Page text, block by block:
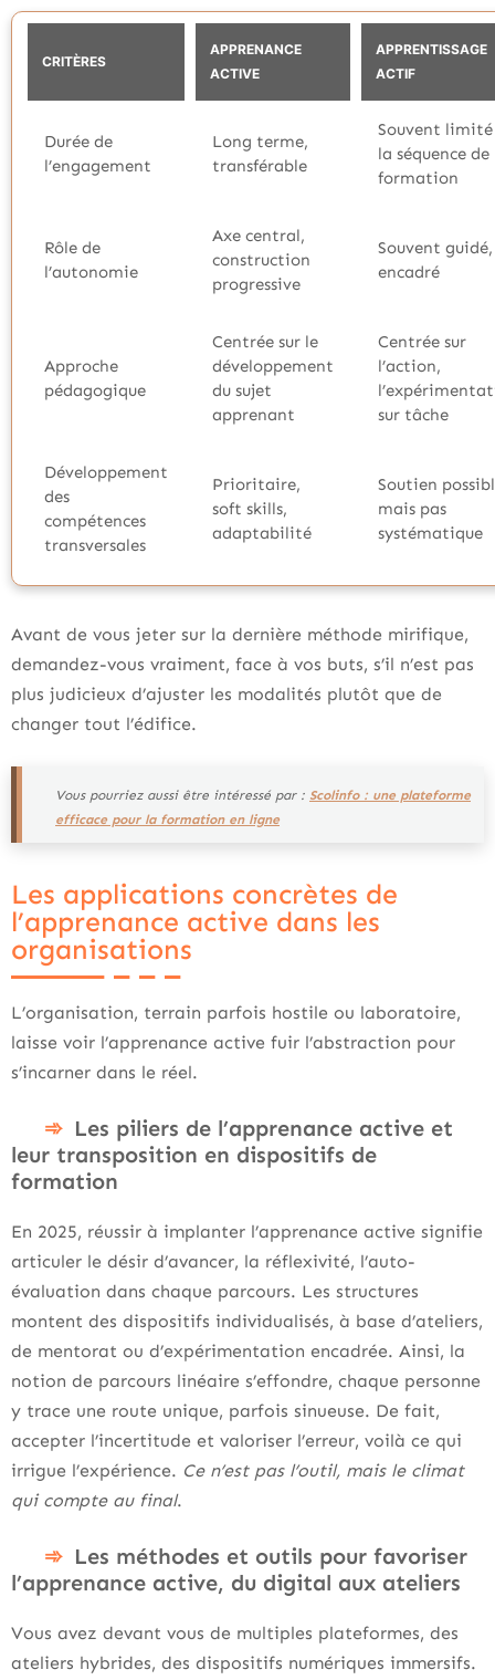
CRITÈRES
APPRENANCE
ACTIVE
APPRENTISSAGE
ACTIF
Durée de
l’engagement
Long terme,
transférable
Souvent
la séquence de
formation
Rôle de
l’autonomie
Axe central,
construction
progressive
Souvent guidé,
encadré
Approche
pédagogique
Centrée sur le
développement
du sujet
apprenant
Centrée sur
l’action,
sur tâche
Développement
des
compétences
transversales
Prioritaire,
soft skills,
adaptabilité
Soutien
mais pas
systématique
Avant de vous jeter sur la dernière méthode mirifique,
demandez-vous vraiment, face à vos buts, s’il n’est pas
plus judicieux d’ajuster les modalités plutôt que de
changer tout l’édifice.
Vous pourriez aussi être intéressé par : Scolinfo : une plateforme
efficace pour la formation en ligne
Les applications concrètes de
l’apprenance active dans les
organisations
L’organisation, terrain parfois hostile ou laboratoire,
laisse voir l’apprenance active fuir l’abstraction pour
s’incarner dans le réel.
Les piliers de l’apprenance active et
leur transposition en dispositifs de
formation
En 2025, réussir à implanter l’apprenance active signifie
articuler le désir d’avancer, la réflexivité, l’auto-
évaluation dans chaque parcours. Les structures
montent des dispositifs individualisés, à base d’ateliers,
de mentorat ou d’expérimentation encadrée. Ainsi, la
notion de parcours linéaire s’effondre, chaque personne
y trace une route unique, parfois sinueuse. De fait,
accepter l’incertitude et valoriser l’erreur, voilà ce qui
irrigue l’expérience. Ce n’est pas l’outil, mais le climat
qui compte au final.
Les méthodes et outils pour favoriser
l’apprenance active, du digital aux ateliers
Vous avez devant vous de multiples plateformes, des
ateliers hybrides, des dispositifs numériques immersifs.